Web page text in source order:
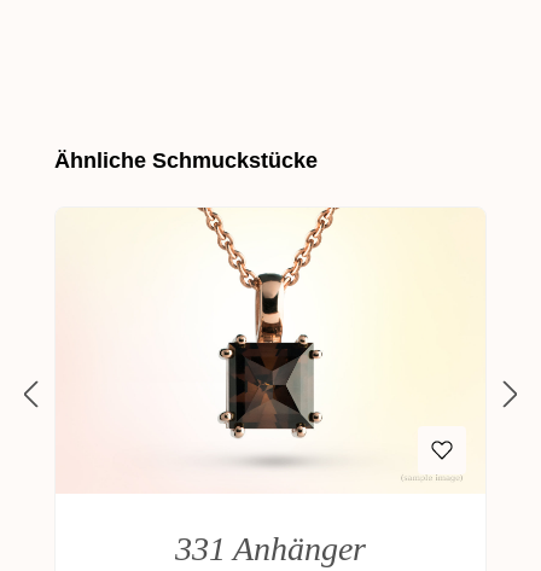
Produktgalerie überspringen
Ähnliche Schmuckstücke
331 Anhänger